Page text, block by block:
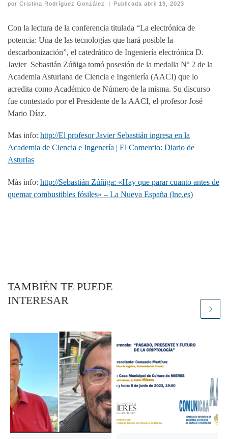
por Cristina Rodríguez González | Publicadaabril 19, 2023
Con la lectura de la conferencia titulada “La electrónica de
potencia: Una de las tecnologías que hará posible la
descarbonización”, el catedrático de Ingeniería electrónica D.
Javier Sebastián Zúñiga tomó posesión de la medalla Nº 2 de la
Academia Asturiana de Ciencia e Ingeniería (AACI) que lo
acredita como Académico de Número de la misma. Su discurso
fue contestado por el Presidente de la AACI, el profesor José
Mario Díaz.
Mas info: http://El profesor Javier Sebastián ingresa en la
Academia de Ciencia e Ingenería | El Comercio: Diario de
Asturias
Más info: http://Sebastián Zúñiga: «Hay que parar cuanto antes de
quemar combustibles fósiles» – La Nueva España (lne.es)
TAMBIÉN TE PUEDE
INTERESAR